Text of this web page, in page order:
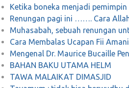
Ketika boneka menjadi pemimpin
Renungan pagi ini ……. Cara
Muhasabah, sebuah renungan
Cara Membalas Ucapan Fii
Mengenal Dr. Maurice Bucaille
BAHAN BAKU UTAMA HELM
TAWA MALAIKAT DIMASJID